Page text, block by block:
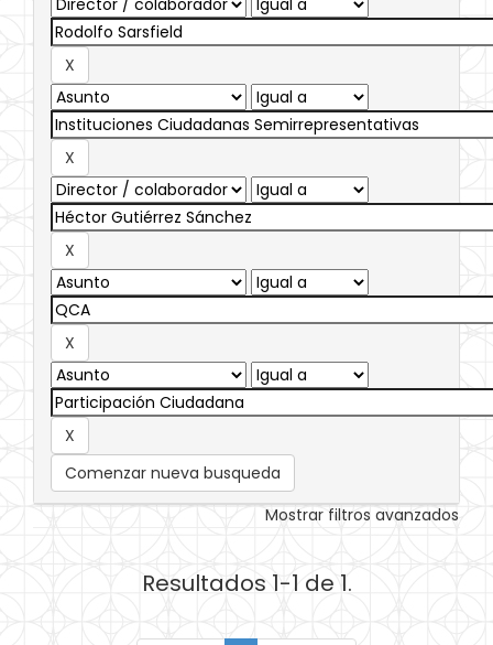
Comenzar nueva busqueda
Mostrar filtros avanzados
Resultados 1-1 de 1.